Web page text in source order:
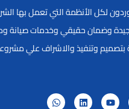
لكل الأنظمة التي تعمل بها
وضمان حقيقي وخدمات صيانة
وتنفيذ والاشراف علي